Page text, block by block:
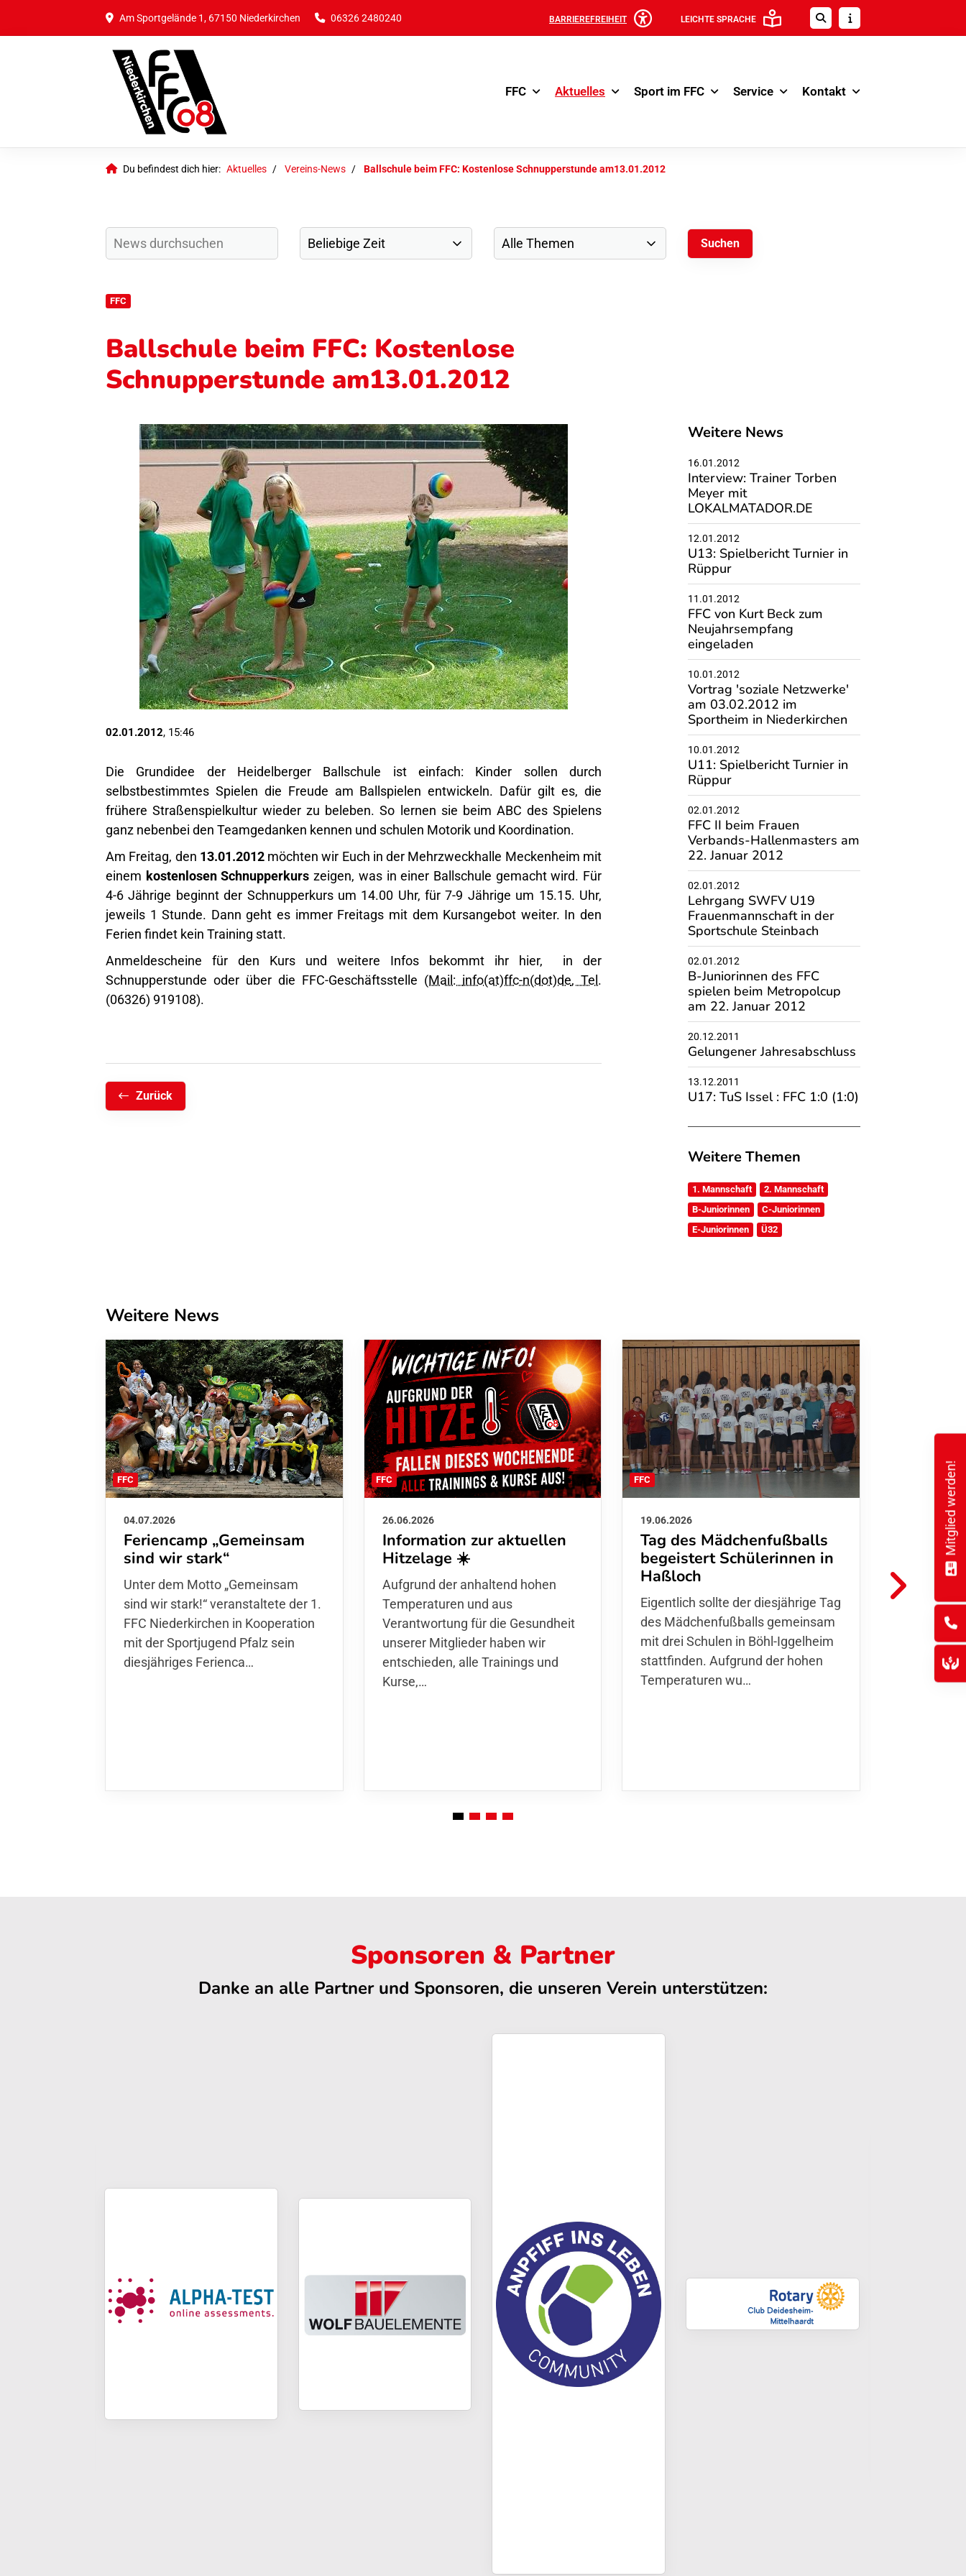
Am Sportgelände 1, 67150 Niederkirchen 06326 2480240 BARRIEREFREIHEIT LEICHTE SPRACHE
FFC Aktuelles Sport im FFC Service Kontakt
Du befindest dich hier: Aktuelles Vereins-News Ballschule beim FFC: Kostenlose Schnupperstunde am13.01.2012
FFC
Ballschule beim FFC: Kostenlose
Schnupperstunde am13.01.2012
02.01.2012, 15:46
Die Grundidee der Heidelberger Ballschule ist einfach: Kinder sollen durch
selbstbestimmtes Spielen die Freude am Ballspielen entwickeln. Dafür gilt es, die
frühere Straßenspielkultur wieder zu beleben. So lernen sie beim ABC des Spielens
ganz nebenbei den Teamgedanken kennen und schulen Motorik und Koordination.
Am Freitag, den 13.01.2012möchten wir Euch in der Mehrzweckhalle Meckenheim mit
einem kostenlosen Schnupperkurs zeigen, was in einer Ballschule gemacht wird. Für
4-6 Jährige beginnt der Schnupperkurs um 14.00 Uhr, für 7-9 Jährige um 15.15. Uhr,
jeweils 1 Stunde. Dann geht es immer Freitags mit dem Kursangebot weiter. In den
Ferien findet kein Training statt.
Anmeldescheine für den Kurs und weitere Infos bekommt ihr hier, in der
Schnupperstunde oder über die FFC-Geschäftsstelle (Mail: info(at)ffc-n(dot)de, Tel.
(06326) 919108).
Zurück
Weitere News
16.01.2012
Interview: Trainer Torben
Meyer mit
LOKALMATADOR.DE
12.01.2012
U13: Spielbericht Turnier in
Rüppur
11.01.2012
FFC von Kurt Beck zum
Neujahrsempfang
eingeladen
10.01.2012
Vortrag 'soziale Netzwerke'
am 03.02.2012 im
Sportheim in Niederkirchen
10.01.2012
U11: Spielbericht Turnier in
Rüppur
02.01.2012
FFC II beim Frauen
Verbands-Hallenmasters am
22. Januar 2012
02.01.2012
Lehrgang SWFV U19
Frauenmannschaft in der
Sportschule Steinbach
02.01.2012
B-Juniorinnen des FFC
spielen beim Metropolcup
am 22. Januar 2012
20.12.2011
Gelungener Jahresabschluss
13.12.2011
U17: TuS Issel : FFC 1:0 (1:0)
Weitere Themen
1. Mannschaft
2. Mannschaft
B-Juniorinnen
C-Juniorinnen
E-Juniorinnen
Ü32
Weitere News
FFC
04.07.2026
Feriencamp „Gemeinsam
sind wir stark“
Unter dem Motto „Gemeinsam sind
wir stark!“ veranstaltete der 1. FFC
Niederkirchen in Kooperation mit
der Sportjugend Pfalz sein
diesjähriges Ferienca…
FFC
26.06.2026
Information zur aktuellen
Hitzelage ☀️
Aufgrund der anhaltend hohen
Temperaturen und aus
Verantwortung für die Gesundheit
unserer Mitglieder haben wir
entschieden, alle Trainings und
Kurse,…
FFC
19.06.2026
Tag des Mädchenfußballs
begeistert Schülerinnen in
Haßloch
Eigentlich sollte der diesjährige Tag
des Mädchenfußballs gemeinsam
mit drei Schulen in Böhl-Iggelheim
stattfinden. Aufgrund der hohen
Temperaturen wu…
01.06.2026
Danke
FFC
Hoffmann
Thomas
den
Finnla…
Sponsoren & Partner
Danke an alle Partner und Sponsoren, die unseren Verein unterstützen:
Mitglied werden!